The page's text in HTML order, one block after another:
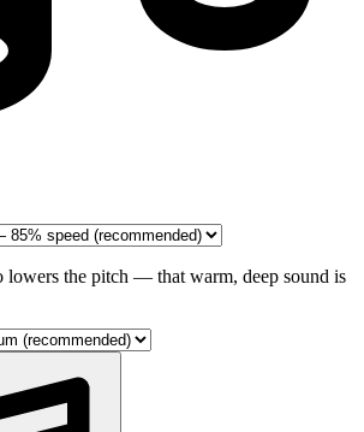
lowers the pitch — that warm, deep sound is